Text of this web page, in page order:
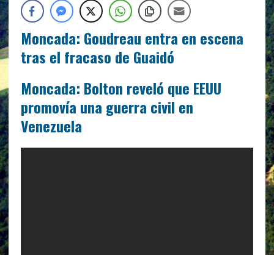
Moncada: Goudreau entra en escena
tras el fracaso de Guaidó
Moncada: Bolton reveló que EEUU
promovía una guerra civil en
Venezuela